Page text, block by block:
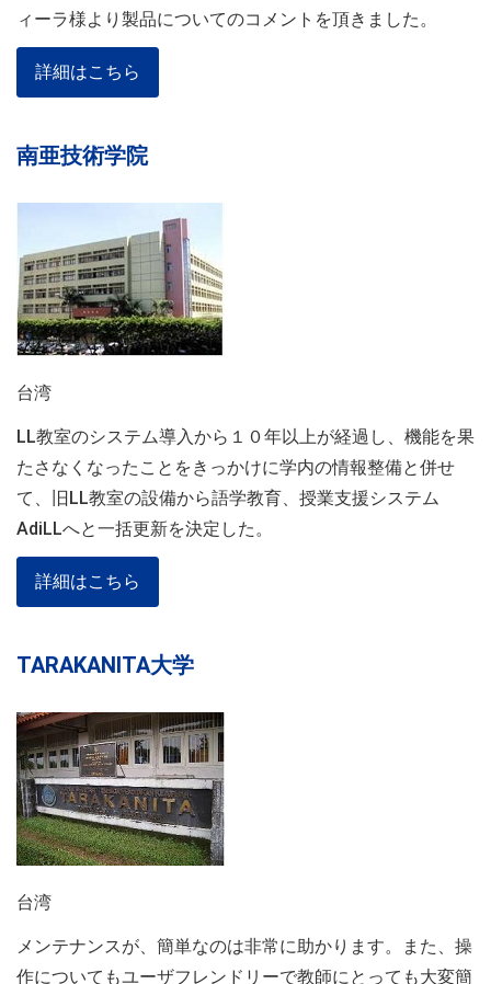
ィーラ様より製品についてのコメントを頂きました。
詳細はこちら
南亜技術学院
台湾
LL教室のシステム導入から１０年以上が経過し、機能を果
たさなくなったことをきっかけに学内の情報整備と併せ
て、旧LL教室の設備から語学教育、授業支援システム
AdiLLへと一括更新を決定した。
詳細はこちら
TARAKANITA大学
台湾
メンテナンスが、簡単なのは非常に助かります。また、操
作についてもユーザフレンドリーで教師にとっても大変簡